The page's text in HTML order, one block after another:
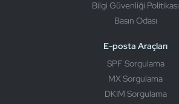
Bilgi Güvenliği Politikası
Basın Odası
E-posta Araçları
SPF Sorgulama
MX Sorgulama
DKIM Sorgulama